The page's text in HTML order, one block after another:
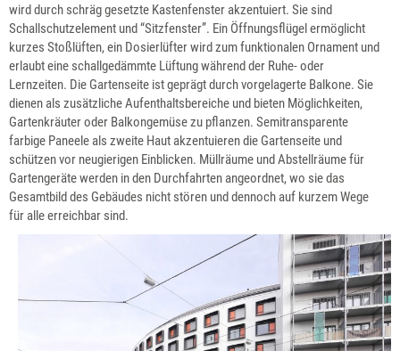
wird durch schräg gesetzte Kastenfenster akzentuiert. Sie sind
Schallschutzelement und “Sitzfenster”. Ein Öffnungsflügel ermöglicht
kurzes Stoßlüften, ein Dosierlüfter wird zum funktionalen Ornament und
erlaubt eine schallgedämmte Lüftung während der Ruhe- oder
Lernzeiten. Die Gartenseite ist geprägt durch vorgelagerte Balkone. Sie
dienen als zusätzliche Aufenthaltsbereiche und bieten Möglichkeiten,
Gartenkräuter oder Balkongemüse zu pflanzen. Semitransparente
farbige Paneele als zweite Haut akzentuieren die Gartenseite und
schützen vor neugierigen Einblicken. Müllräume und Abstellräume für
Gartengeräte werden in den Durchfahrten angeordnet, wo sie das
Gesamtbild des Gebäudes nicht stören und dennoch auf kurzem Wege
für alle erreichbar sind.